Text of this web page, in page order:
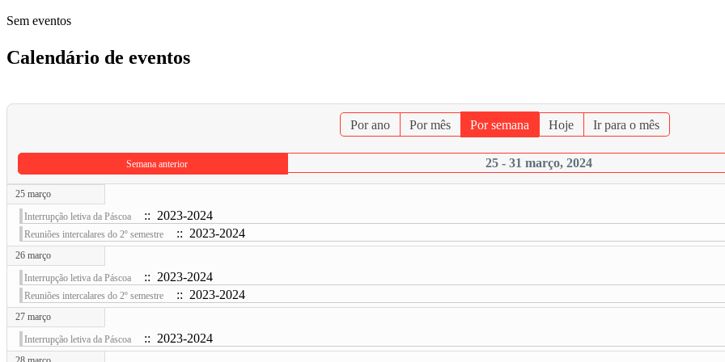
Sem eventos
Calendário de eventos
Por ano Por mês Por semana Hoje Ir para o mês
Semana anterior 25 - 31 março, 2024
25 março
Interrupção letiva da Páscoa
:: 2023-2024
Reuniões intercalares do 2º semestre :: 2023-2024
26 março
Interrupção letiva da Páscoa
:: 2023-2024
Reuniões intercalares do 2º semestre :: 2023-2024
27 março
Interrupção letiva da Páscoa
:: 2023-2024